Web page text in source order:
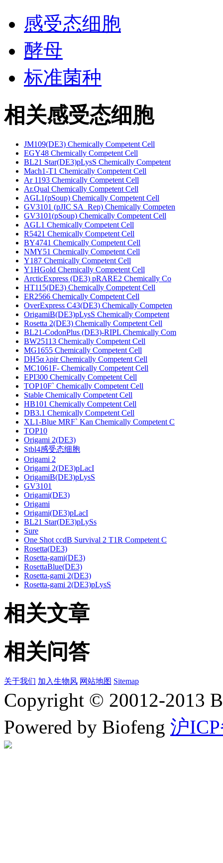
感受态细胞
酵母
标准菌种
相关感受态细胞
JM109(DE3) Chemically Competent Cell
EGY48 Chemically Competent Cell
BL21 Star(DE3)pLysS Chemically Competent
Mach1-T1 Chemically Competent Cell
Ar 1193 Chemically Competent Cell
Ar.Qual Chemically Competent Cell
AGL1(pSoup) Chemically Competent Cell
GV3101 (pJIC SA_Rep) Chemically Competen
GV3101(pSoup) Chemically Competent Cell
AGL1 Chemically Competent Cell
R5421 Chemically Competent Cell
BY4741 Chemically Competent Cell
NMY51 Chemically Competent Cell
Y187 Chemically Competent Cell
Y1HGold Chemically Competent Cell
ArcticExpress (DE3) pRARE2 Chemically Co
HT115(DE3) Chemically Competent Cell
ER2566 Chemically Competent Cell
OverExpress C43(DE3) Chemically Competen
OrigamiB(DE3)pLysS Chemically Competent
Rosetta 2(DE3) Chemically Competent Cell
BL21-CodonPlus (DE3)-RIPL Chemically Com
BW25113 Chemically Competent Cell
MG1655 Chemically Competent Cell
DH5α λpir Chemically Competent Cell
MC1061F- Chemically Competent Cell
EPI300 Chemically Competent Cell
TOP10F` Chemically Competent Cell
Stable Chemically Competent Cell
HB101 Chemically Competent Cell
DB3.1 Chemically Competent Cell
XL1-Blue MRF` Kan Chemically Competent C
TOP10
Origami 2(DE3)
Stbl4感受态细胞
Origami 2
Origami 2(DE3)pLacI
OrigamiB(DE3)pLysS
GV3101
Origami(DE3)
Origami
Origami(DE3)pLacI
BL21 Star(DE3)pLySs
Sure
One Shot ccdB Survival 2 T1R Competent C
Rosetta(DE3)
Rosetta-gami(DE3)
RosettaBlue(DE3)
Rosetta-gami 2(DE3)
Rosetta-gami 2(DE3)pLysS
相关文章
相关问答
关于我们 加入生物风 网站地图 Sitemap
Copyright © 20012-2013
Powered by Biofeng 沪